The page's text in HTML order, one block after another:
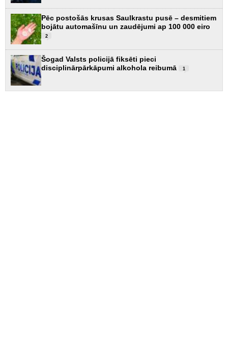
Pēc postošās krusas Saulkrastu pusē – desmitiem
bojātu automašīnu un zaudējumi ap 100 000 eiro
2
Šogad Valsts policijā fiksēti pieci
disciplinārpārkāpumi alkohola reibumā
1